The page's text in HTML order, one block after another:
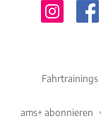
Fahrtrainings
ams+ abonnieren